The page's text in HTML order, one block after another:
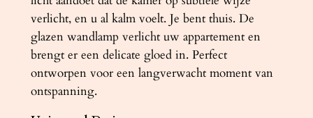
verlicht, en u al kalm voelt. Je bent thuis. De
glazen wandlamp verlicht uw appartement en
brengt er een delicate gloed in. Perfect
ontworpen voor een langverwacht moment van
ontspanning.